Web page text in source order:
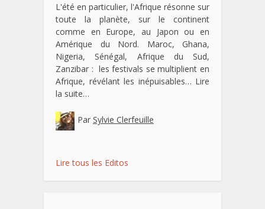
L'été en particulier, l'Afrique résonne sur
toute la planète, sur le continent
comme en Europe, au Japon ou en
Amérique du Nord. Maroc, Ghana,
Nigeria, Sénégal, Afrique du Sud,
Zanzibar : les festivals se multiplient en
Afrique, révélant les inépuisables… Lire
la suite…
Par Sylvie Clerfeuille
Lire tous les Editos